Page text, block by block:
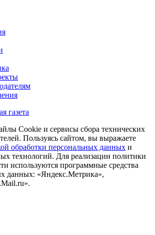
газета
Cookie и сервисы сбора технических
Пользуясь сайтом, вы выражаете
обработки персональных данных и
технологий. Для реализации политики
используются программные средства
данных: «Яндекс.Метрика»,